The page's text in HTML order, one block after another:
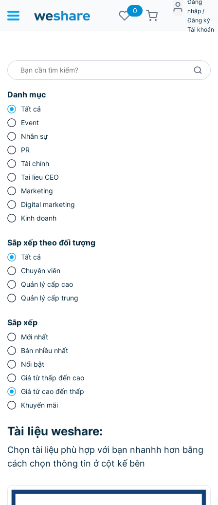
0
Đăng
nhập /
Đăng ký
Tài khoản
Danh mục
Tất cả
Event
Nhân sự
PR
Tài chính
Tai lieu CEO
Marketing
Digital marketing
Kinh doanh
Sắp xếp theo đối tượng
Tất cả
Chuyên viên
Quản lý cấp cao
Quản lý cấp trung
Sắp xếp
Mới nhất
Bán nhiều nhất
Nổi bật
Giá từ thấp đến cao
Giá từ cao đến thấp
Khuyến mãi
Tài liệu weshare:
Chọn tài liệu phù hợp với bạn nhanhh hơn bằng
cách chọn thông tin ở cột kế bên